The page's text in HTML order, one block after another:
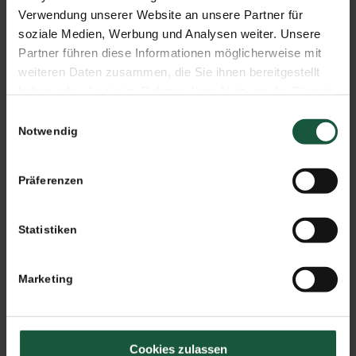
Verwendung unserer Website an unsere Partner für
soziale Medien, Werbung und Analysen weiter. Unsere
Partner führen diese Informationen möglicherweise mit
weiteren Daten zusammen, die Sie ihnen bereitgestellt
Cookies, wenn Sie unsere Webseite weiterhin nutzen.
Notwendig
Präferenzen
Statistiken
Marketing
Cookies zulassen
Das könnte Dich auch interessieren